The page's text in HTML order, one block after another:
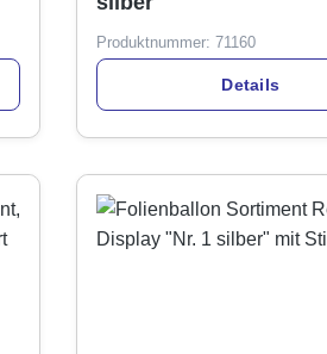
Produktnummer: 71160
Details